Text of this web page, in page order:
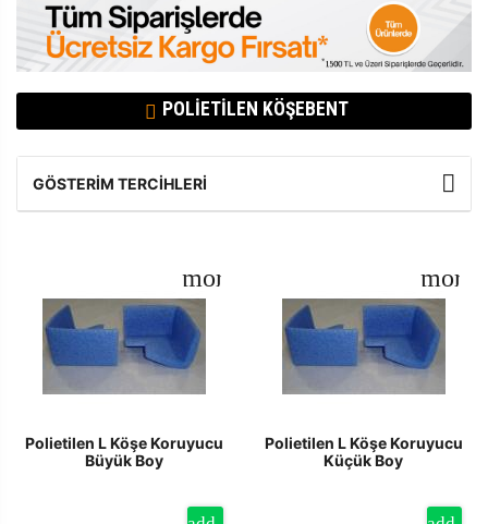
POLIETILEN KÖŞEBENT
GÖSTERIM TERCIHLERI
Polietilen L Köşe Koruyucu
Büyük Boy
Polietilen L Köşe Koruyucu
Küçük Boy